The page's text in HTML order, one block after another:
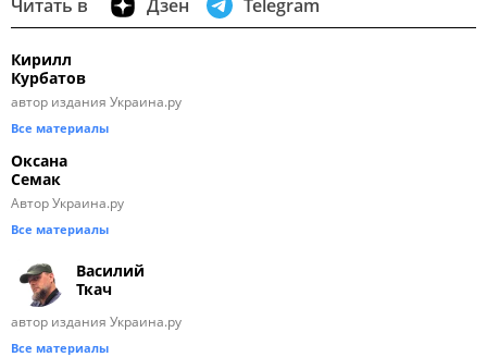
Читать в Дзен Telegram
Кирилл
Курбатов
автор издания Украина.ру
Все материалы
Оксана
Семак
Автор Украина.ру
Все материалы
Василий
Ткач
автор издания Украина.ру
Все материалы